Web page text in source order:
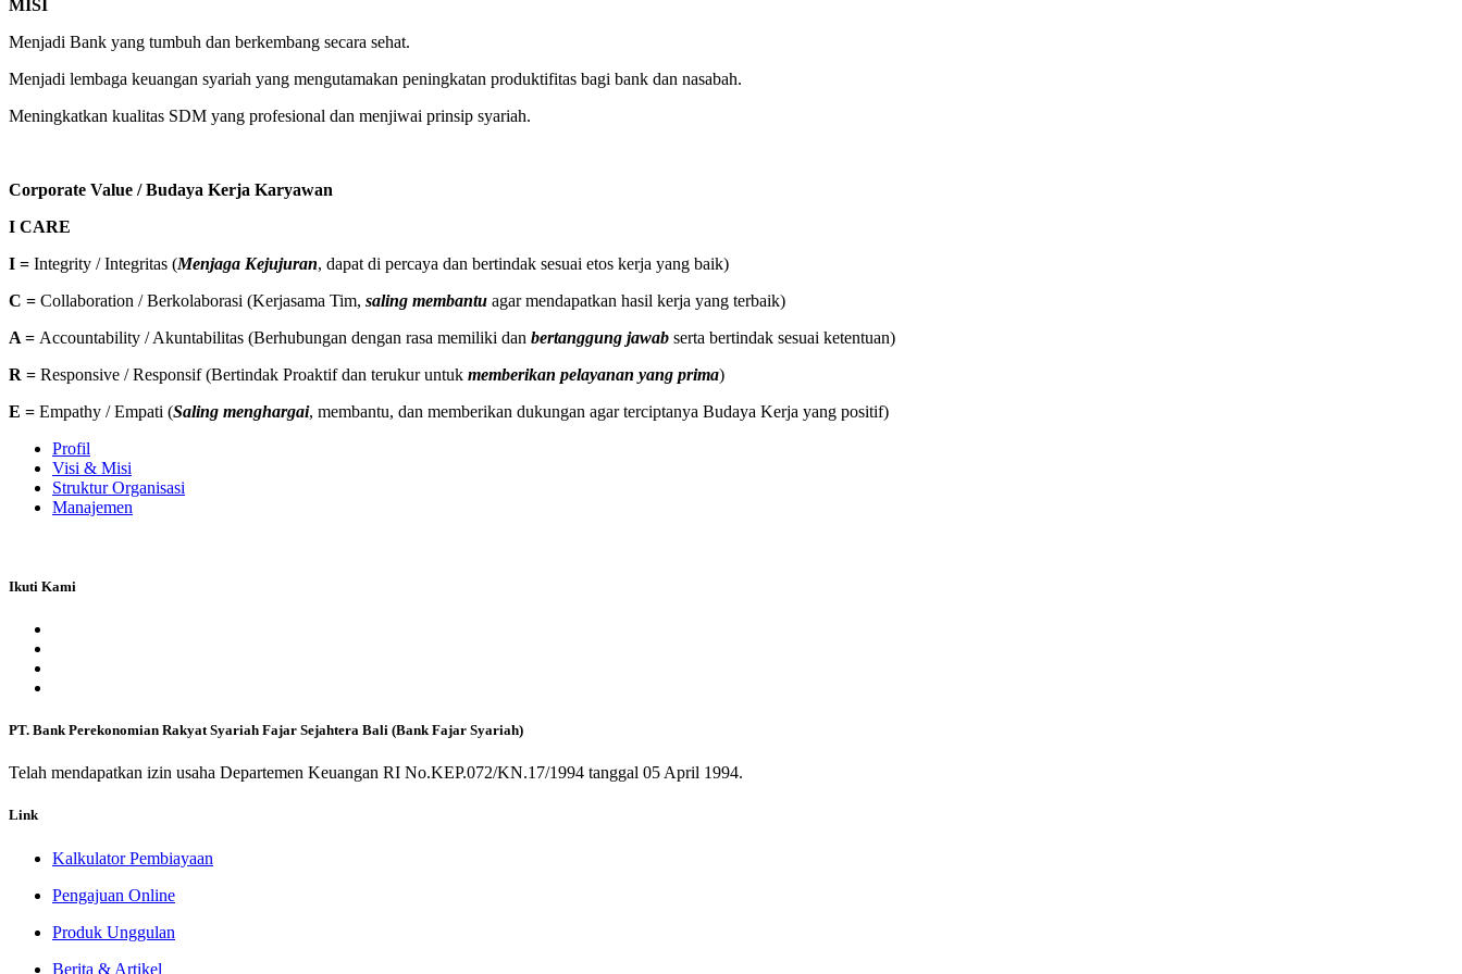
MISI
Menjadi Bank yang tumbuh dan berkembang secara sehat.
Menjadi lembaga keuangan syariah yang mengutamakan peningkatan produktifitas bagi bank dan nasabah.
Meningkatkan kualitas SDM yang profesional dan menjiwai prinsip syariah.
Corporate Value / Budaya Kerja Karyawan
I CARE
I = Integrity / Integritas (Menjaga Kejujuran, dapat di percaya dan bertindak sesuai etos kerja yang baik)
C = Collaboration / Berkolaborasi (Kerjasama Tim, saling membantu agar mendapatkan hasil kerja yang terbaik)
A = Accountability / Akuntabilitas (Berhubungan dengan rasa memiliki dan bertanggung jawab serta bertindak sesuai ketentuan)
R = Responsive / Responsif (Bertindak Proaktif dan terukur untuk memberikan pelayanan yang prima)
E = Empathy / Empati (Saling menghargai, membantu, dan memberikan dukungan agar terciptanya Budaya Kerja yang positif)
Profil
Visi & Misi
Struktur Organisasi
Manajemen
Ikuti Kami
PT. Bank Perekonomian Rakyat Syariah Fajar Sejahtera Bali (Bank Fajar Syariah)
Telah mendapatkan izin usaha Departemen Keuangan RI No.KEP.072/KN.17/1994 tanggal 05 April 1994.
Link
Kalkulator Pembiayaan
Pengajuan Online
Produk Unggulan
Berita & Artikel